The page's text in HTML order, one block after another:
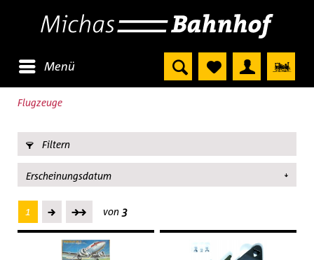
Menü
Flugzeuge
Filtern
1 von 3